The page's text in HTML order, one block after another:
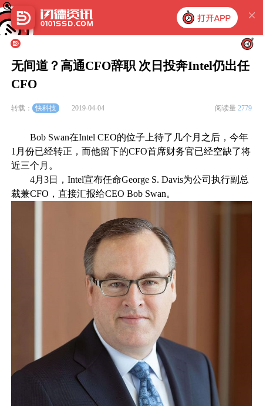
无间道？高通CFO辞职 次日投奔Intel仍出任
CFO
转载： 快科技 2019-04-04 阅读量 2779
Bob Swan在Intel CEO的位子上待了几个月之后，今年
1月份已经转正，而他留下的CFO首席财务官已经空缺了将
近三个月。
4月3日，Intel宣布任命George S. Davis为公司执行副总
裁兼CFO，直接汇报给CEO Bob Swan。